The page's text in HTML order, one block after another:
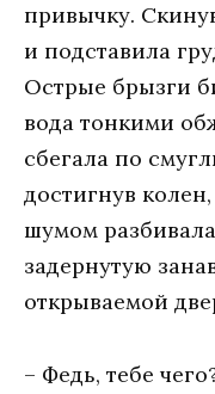
привычку.
и подставила
Острые брызги
вода тонкими
сбегала по
достигнув
шумом
задернутую
открываемой
– Федь, тебе